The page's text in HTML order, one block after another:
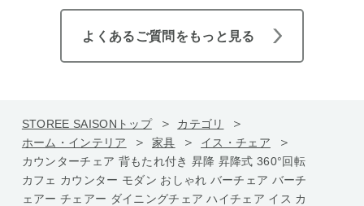
よくあるご質問をもっと見る
STOREE SAISONトップ
カテゴリ
ホーム・インテリア
家具
イス・チェア
カウンターチェア 背もたれ付き 昇降 昇降式 360°回転
カフェ カウンター モダン おしゃれ バーチェア バーチ
ェアー チェアー ダイニングチェア ハイチェア イス カ